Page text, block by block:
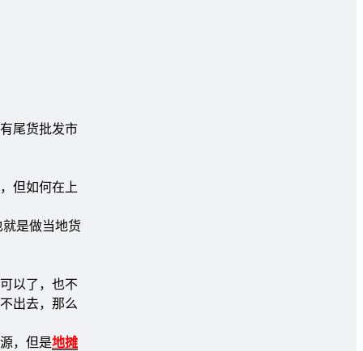
尾货批发市
但如何在上
是做当地货
以了，也不
出去，那么
，但是地摊